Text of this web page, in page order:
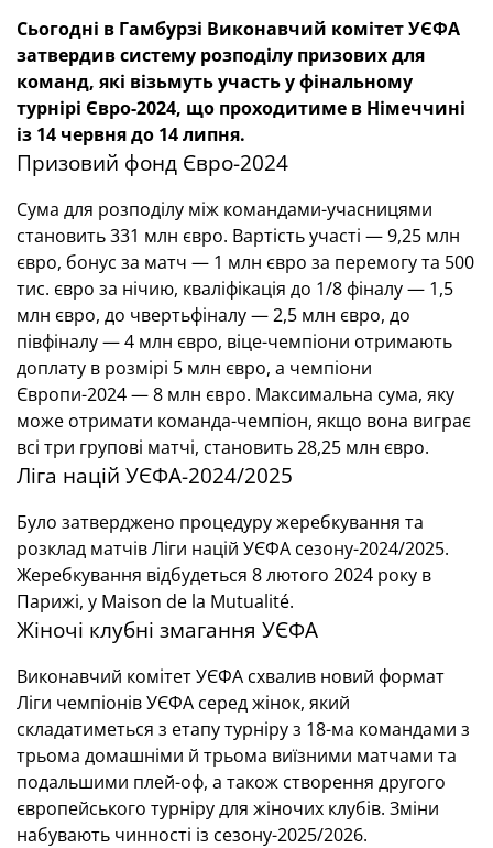
Сьогодні в Гамбурзі Виконавчий комітет УЄФА
затвердив систему розподілу призових для
команд, які візьмуть участь у фінальному
турнірі Євро-2024, що проходитиме в Німеччині
із 14 червня до 14 липня.
Призовий фонд Євро-2024
Сума для розподілу між командами-учасницями
становить 331 млн євро. Вартість участі — 9,25 млн
євро, бонус за матч — 1 млн євро за перемогу та 500
тис. євро за нічию, кваліфікація до 1/8 фіналу — 1,5
млн євро, до чвертьфіналу — 2,5 млн євро, до
півфіналу — 4 млн євро, віце-чемпіони отримають
доплату в розмірі 5 млн євро, а чемпіони
Європи-2024 — 8 млн євро. Максимальна сума, яку
може отримати команда-чемпіон, якщо вона виграє
всі три групові матчі, становить 28,25 млн євро.
Ліга націй УЄФА-2024/2025
Було затверджено процедуру жеребкування та
розклад матчів Ліги націй УЄФА сезону-2024/2025.
Жеребкування відбудеться 8 лютого 2024 року в
Парижі, у Maison de la Mutualité.
Жіночі клубні змагання УЄФА
Виконавчий комітет УЄФА схвалив новий формат
Ліги чемпіонів УЄФА серед жінок, який
складатиметься з етапу турніру з 18-ма командами з
трьома домашніми й трьома виїзними матчами та
подальшими плей-оф, а також створення другого
європейського турніру для жіночих клубів. Зміни
набувають чинності із сезону-2025/2026.